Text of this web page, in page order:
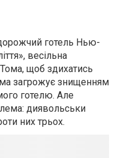
готель Нью-
весільна
щоб здихатись
загрожує знищенням
готелю. Але
диявольськи
них трьох.